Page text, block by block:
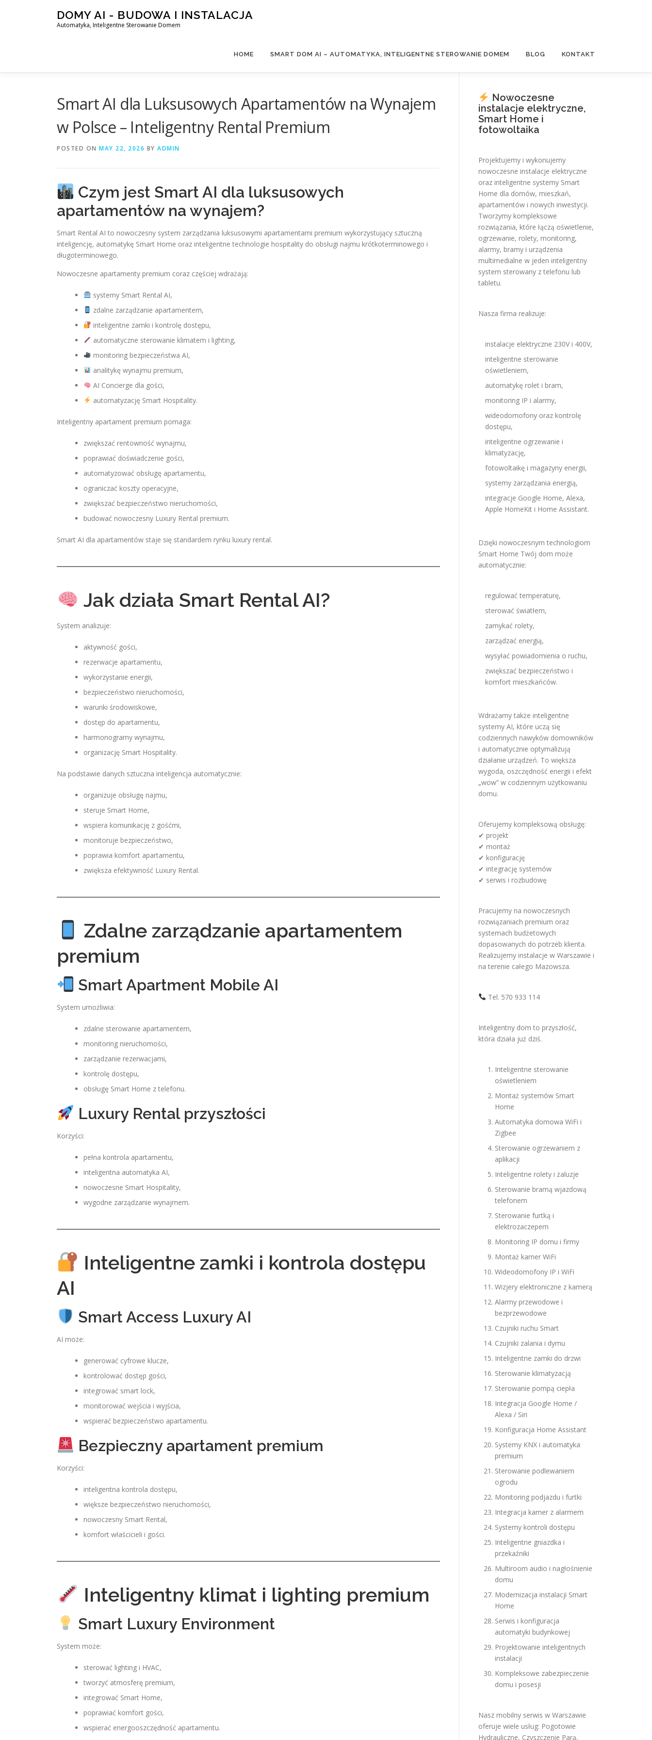
DOMY AI - BUDOWA I INSTALACJA
Automatyka, Inteligentne Sterowanie Domem
HOME SMART DOM AI – AUTOMATYKA, INTELIGENTNE STEROWANIE DOMEM BLOG KONTAKT
Smart AI dla Luksusowych Apartamentów na Wynajem
w Polsce – Inteligentny Rental Premium
POSTED ON MAY 22, 2026 BY ADMIN
Czym jest Smart AI dla luksusowych
apartamentów na wynajem?
Smart Rental AI to nowoczesny system zarządzania luksusowymi apartamentami premium wykorzystujący sztuczną
inteligencję, automatykę Smart Home oraz inteligentne technologie hospitality do obsługi najmu krótkoterminowego i
długoterminowego.
Nowoczesne apartamenty premium coraz częściej wdrażają:
systemy Smart Rental AI,
zdalne zarządzanie apartamentem,
inteligentne zamki i kontrolę dostępu,
automatyczne sterowanie klimatem i lighting,
monitoring bezpieczeństwa AI,
analitykę wynajmu premium,
AI Concierge dla gości,
automatyzację Smart Hospitality.
Inteligentny apartament premium pomaga:
zwiększać rentowność wynajmu,
poprawiać doświadczenie gości,
automatyzować obsługę apartamentu,
ograniczać koszty operacyjne,
zwiększać bezpieczeństwo nieruchomości,
budować nowoczesny Luxury Rental premium.
Smart AI dla apartamentów staje się standardem rynku luxury rental.
Jak działa Smart Rental AI?
System analizuje:
aktywność gości,
rezerwacje apartamentu,
wykorzystanie energii,
bezpieczeństwo nieruchomości,
warunki środowiskowe,
dostęp do apartamentu,
harmonogramy wynajmu,
organizację Smart Hospitality.
Na podstawie danych sztuczna inteligencja automatycznie:
organizuje obsługę najmu,
steruje Smart Home,
wspiera komunikację z gośćmi,
monitoruje bezpieczeństwo,
poprawia komfort apartamentu,
zwiększa efektywność Luxury Rental.
Zdalne zarządzanie apartamentem
premium
Smart Apartment Mobile AI
System umożliwia:
zdalne sterowanie apartamentem,
monitoring nieruchomości,
zarządzanie rezerwacjami,
kontrolę dostępu,
obsługę Smart Home z telefonu.
Luxury Rental przyszłości
Korzyści:
pełna kontrola apartamentu,
inteligentna automatyka AI,
nowoczesne Smart Hospitality,
wygodne zarządzanie wynajmem.
Inteligentne zamki i kontrola dostępu
AI
Smart Access Luxury AI
AI może:
generować cyfrowe klucze,
kontrolować dostęp gości,
integrować smart lock,
monitorować wejścia i wyjścia,
wspierać bezpieczeństwo apartamentu.
Bezpieczny apartament premium
Korzyści:
inteligentna kontrola dostępu,
większe bezpieczeństwo nieruchomości,
nowoczesny Smart Rental,
komfort właścicieli i gości.
Inteligentny klimat i lighting premium
Smart Luxury Environment
System może:
sterować lighting i HVAC,
tworzyć atmosferę premium,
integrować Smart Home,
poprawiać komfort gości,
wspierać energooszczędność apartamentu.
Nowoczesne
instalacje elektryczne,
Smart Home i
fotowoltaika
Projektujemy i wykonujemy
nowoczesne instalacje elektryczne
oraz inteligentne systemy Smart
Home dla domów, mieszkań,
apartamentów i nowych inwestycji.
Tworzymy kompleksowe
rozwiązania, które łączą oświetlenie,
ogrzewanie, rolety, monitoring,
alarmy, bramy i urządzenia
multimedialne w jeden inteligentny
system sterowany z telefonu lub
tabletu.
Nasza firma realizuje:
instalacje elektryczne 230V i 400V,
inteligentne sterowanie
oświetleniem,
automatykę rolet i bram,
monitoring IP i alarmy,
wideodomofony oraz kontrolę
dostępu,
inteligentne ogrzewanie i
klimatyzację,
fotowoltaikę i magazyny energii,
systemy zarządzania energią,
integracje Google Home, Alexa,
Apple HomeKit i Home Assistant.
Dzięki nowoczesnym technologiom
Smart Home Twój dom może
automatycznie:
regulować temperaturę,
sterować światłem,
zamykać rolety,
zarządzać energią,
wysyłać powiadomienia o ruchu,
zwiększać bezpieczeństwo i
komfort mieszkańców.
Wdrażamy także inteligentne
systemy AI, które uczą się
codziennych nawyków domowników
i automatycznie optymalizują
działanie urządzeń. To większa
wygoda, oszczędność energii i efekt
„wow” w codziennym użytkowaniu
domu.
Oferujemy kompleksową obsługę:
✔ projekt
✔ montaż
✔ konfigurację
✔ integrację systemów
✔ serwis i rozbudowę
Pracujemy na nowoczesnych
rozwiązaniach premium oraz
systemach budżetowych
dopasowanych do potrzeb klienta.
Realizujemy instalacje w Warszawie i
na terenie całego Mazowsza.
Tel. 570 933 114
Inteligentny dom to przyszłość,
która działa już dziś.
Inteligentne sterowanie
oświetleniem
Montaż systemów Smart
Home
Automatyka domowa WiFi i
Zigbee
Sterowanie ogrzewaniem z
aplikacji
Inteligentne rolety i żaluzje
Sterowanie bramą wjazdową
telefonem
Sterowanie furtką i
elektrozaczepem
Monitoring IP domu i firmy
Montaż kamer WiFi
Wideodomofony IP i WiFi
Wizjery elektroniczne z kamerą
Alarmy przewodowe i
bezprzewodowe
Czujniki ruchu Smart
Czujniki zalania i dymu
Inteligentne zamki do drzwi
Sterowanie klimatyzacją
Sterowanie pompą ciepła
Integracja Google Home /
Alexa / Siri
Konfiguracja Home Assistant
Systemy KNX i automatyka
premium
Sterowanie podlewaniem
ogrodu
Monitoring podjazdu i furtki
Integracja kamer z alarmem
Systemy kontroli dostępu
Inteligentne gniazdka i
przekaźniki
Multiroom audio i nagłośnienie
domu
Modernizacja instalacji Smart
Home
Serwis i konfiguracja
automatyki budynkowej
Projektowanie inteligentnych
instalacji
Kompleksowe zabezpieczenie
domu i posesji
Nasz mobilny serwis w Warszawie
oferuje wiele usług: Pogotowie
Hydrauliczne, Czyszczenie Parą,